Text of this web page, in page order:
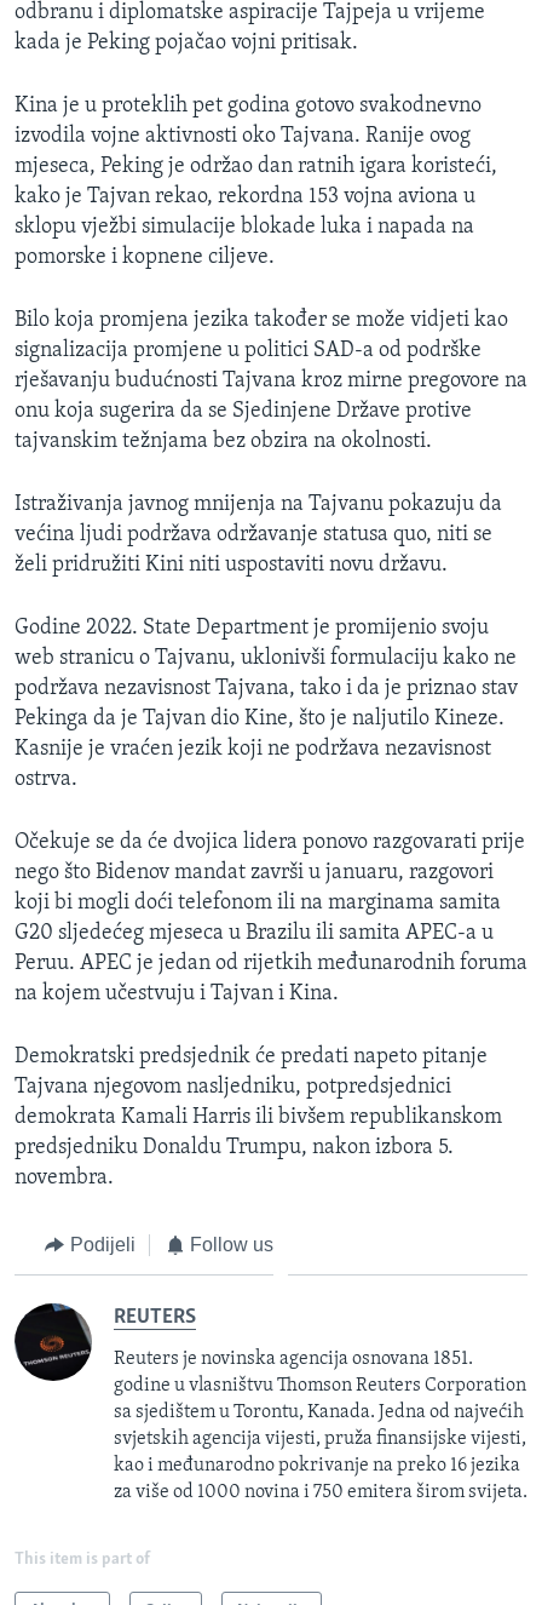
odbranu i diplomatske aspiracije Tajpeja u vrijeme
kada je Peking pojačao vojni pritisak.
Kina je u proteklih pet godina gotovo svakodnevno
izvodila vojne aktivnosti oko Tajvana. Ranije ovog
mjeseca, Peking je održao dan ratnih igara koristeći,
kako je Tajvan rekao, rekordna 153 vojna aviona u
sklopu vježbi simulacije blokade luka i napada na
pomorske i kopnene ciljeve.
Bilo koja promjena jezika također se može vidjeti kao
signalizacija promjene u politici SAD-a od podrške
rješavanju budućnosti Tajvana kroz mirne pregovore na
onu koja sugerira da se Sjedinjene Države protive
tajvanskim težnjama bez obzira na okolnosti.
Istraživanja javnog mnijenja na Tajvanu pokazuju da
većina ljudi podržava održavanje statusa quo, niti se
želi pridružiti Kini niti uspostaviti novu državu.
Godine 2022. State Department je promijenio svoju
web stranicu o Tajvanu, uklonivši formulaciju kako ne
podržava nezavisnost Tajvana, tako i da je priznao stav
Pekinga da je Tajvan dio Kine, što je naljutilo Kineze.
Kasnije je vraćen jezik koji ne podržava nezavisnost
ostrva.
Očekuje se da će dvojica lidera ponovo razgovarati prije
nego što Bidenov mandat završi u januaru, razgovori
koji bi mogli doći telefonom ili na marginama samita
G20 sljedećeg mjeseca u Brazilu ili samita APEC-a u
Peruu. APEC je jedan od rijetkih međunarodnih foruma
na kojem učestvuju i Tajvan i Kina.
Demokratski predsjednik će predati napeto pitanje
Tajvana njegovom nasljedniku, potpredsjednici
demokrata Kamali Harris ili bivšem republikanskom
predsjedniku Donaldu Trumpu, nakon izbora 5.
novembra.
Podijeli Follow us
REUTERS
Reuters je novinska agencija osnovana 1851.
godine u vlasništvu Thomson Reuters Corporation
sa sjedištem u Torontu, Kanada. Jedna od najvećih
svjetskih agencija vijesti, pruža finansijske vijesti,
kao i međunarodno pokrivanje na preko 16 jezika
za više od 1000 novina i 750 emitera širom svijeta.
This item is part of